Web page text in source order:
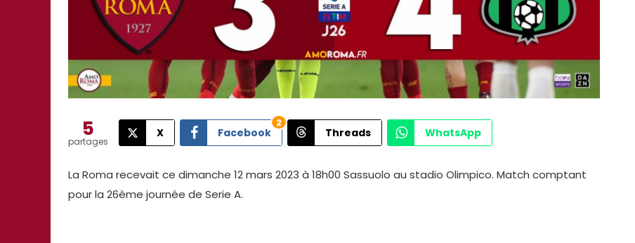
5
partages
X Facebook
2
Threads WhatsApp
La Roma recevait ce dimanche 12 mars 2023 à 18h00 Sassuolo au stadio Olimpico. Match comptant
pour la 26ème journée de Serie A.